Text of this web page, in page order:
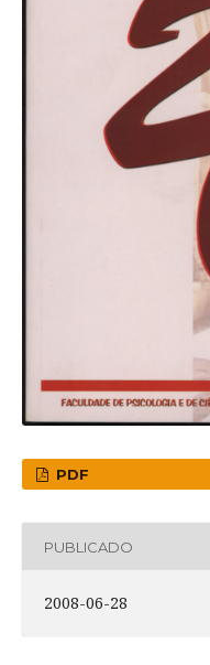
PDF
PUBLICADO
2008-06-28